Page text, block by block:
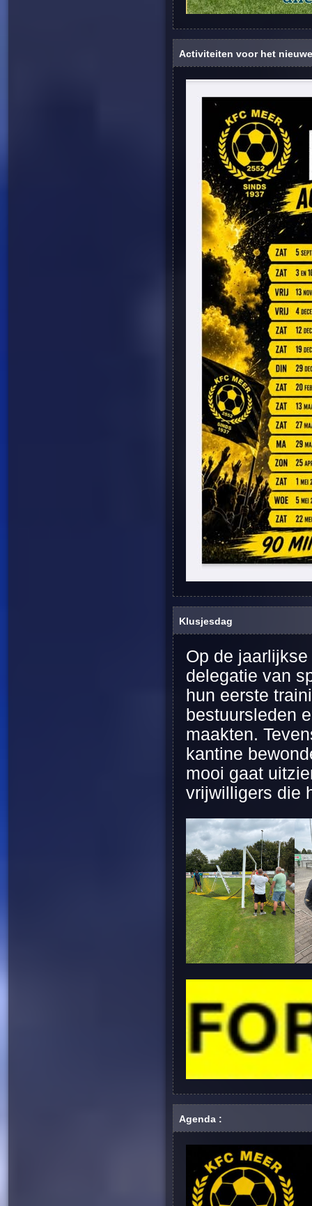
Activiteiten voor het
Klusjesdag
Op de
delegatie van
hun eerste
bestuursleden
maakten.
kantine
mooi gaat
vrijwilligers die
Agenda :